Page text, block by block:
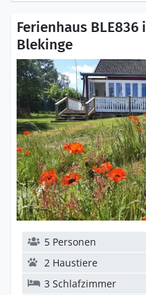
Ferienhaus
Blekinge
5 Personen
2 Haustiere
3 Schlafzimmer